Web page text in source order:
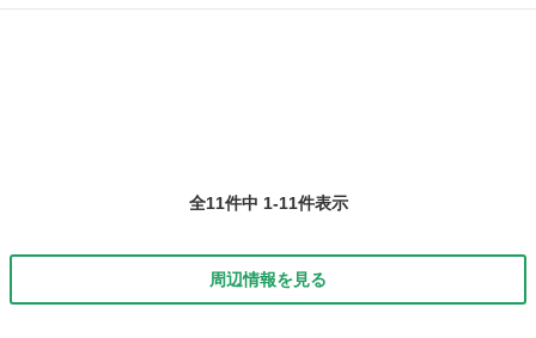
具体的な業務内容はドライバーの運行管理、研修、フォローなどにな
全11件中 1-11件表示
周辺情報を見る